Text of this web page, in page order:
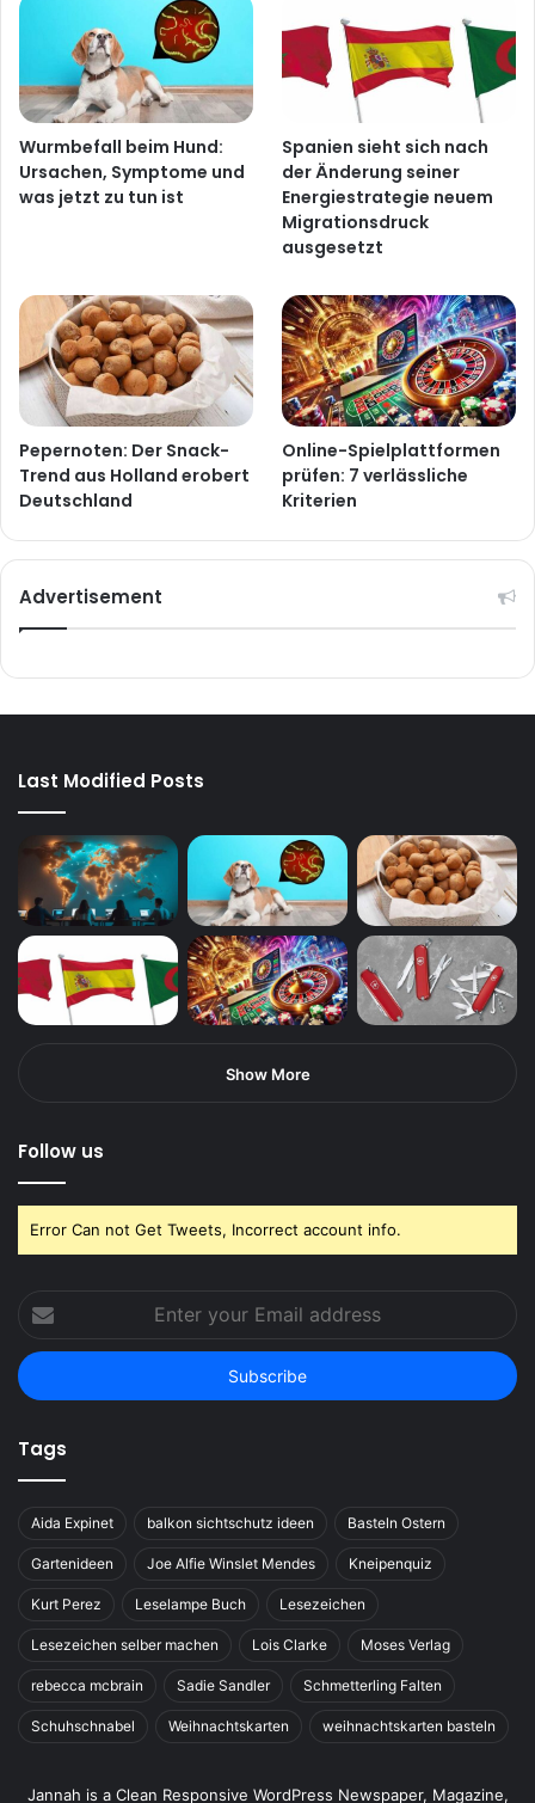
Wurmbefall beim Hund:
Ursachen, Symptome und
was jetzt zu tun ist
Spanien sieht sich nach
der Änderung seiner
Energiestrategie neuem
Migrationsdruck
ausgesetzt
Pepernoten: Der Snack-
Trend aus Holland erobert
Deutschland
Online-Spielplattformen
prüfen: 7 verlässliche
Kriterien
Advertisement
Last Modified Posts
Show More
Follow us
Error Can not Get Tweets, Incorrect account info.
Enter
your
Email
address
Tags
Aida Expinet balkon sichtschutz ideen Basteln Ostern
Gartenideen Joe Alfie Winslet Mendes Kneipenquiz
Kurt Perez Leselampe Buch Lesezeichen
Lesezeichen selber machen Lois Clarke Moses Verlag
rebecca mcbrain Sadie Sandler Schmetterling Falten
Schuhschnabel Weihnachtskarten weihnachtskarten basteln
Jannah is a Clean Responsive WordPress Newspaper, Magazine,